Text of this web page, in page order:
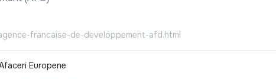
francaise-de-developpement-afd.html
Europene